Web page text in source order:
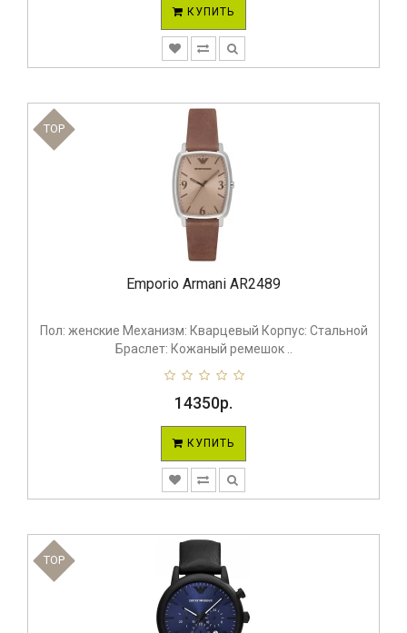
КУПИТЬ
TOP
Emporio Armani AR2489
Пол: женские Механизм: Кварцевый Корпус: Стальной
Браслет: Кожаный ремешок ..
14350р.
КУПИТЬ
TOP